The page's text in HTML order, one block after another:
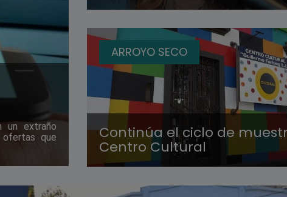
un extraño
ofertas que
ARROYO SECO
Continúa el ciclo de
Centro Cultural